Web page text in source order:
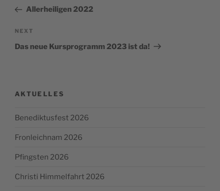
PostAllerheiligen 2022
Next
Post
NEXT
Das neue Kursprogramm 2023 ist da!
AKTUELLES
Benediktusfest 2026
Fronleichnam 2026
Pfingsten 2026
Christi Himmelfahrt 2026